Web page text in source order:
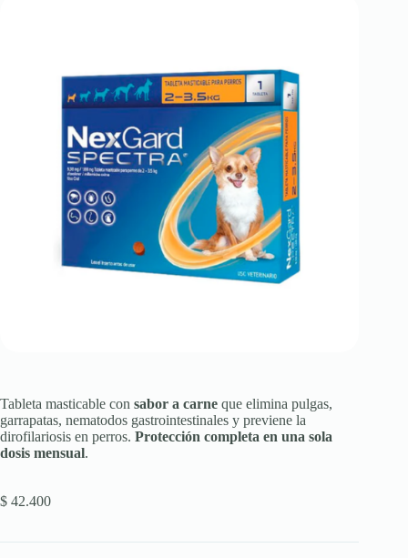
Tableta masticable con sabor a carne que elimina pulgas,
garrapatas, nematodos gastrointestinales y previene la
dirofilariosis en perros. Protección completa en una sola
dosis mensual.
$ 42.400